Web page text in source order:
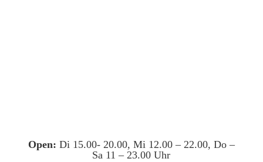
Open: Di 15.00- 20.00, Mi 12.00 – 22.00, Do –
Sa 11 – 23.00 Uhr